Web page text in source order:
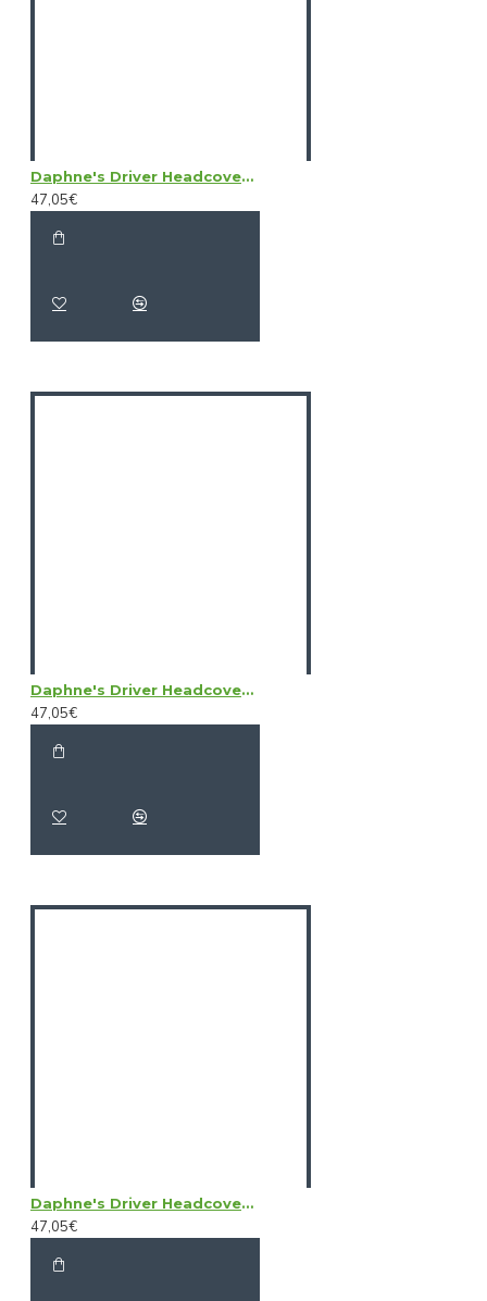
Daphne's Driver Headcovers - Black Bear
47,05€
Daphne's Driver Headcovers - Black Labrador
47,05€
Daphne's Driver Headcovers - Boar
47,05€